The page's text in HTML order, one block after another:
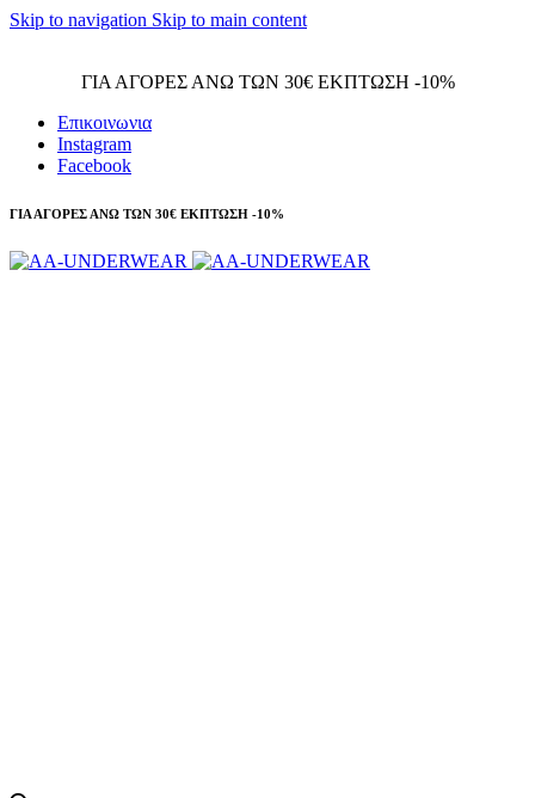
Skip to navigation Skip to main content
ΓΙΑ ΑΓΟΡΕΣ ΑΝΩ ΤΩΝ 30€ ΕΚΠΤΩΣΗ -10%
Επικοινωνια
Instagram
Facebook
ΓΙΑ ΑΓΟΡΕΣ ΑΝΩ ΤΩΝ 30€ ΕΚΠΤΩΣΗ -10%